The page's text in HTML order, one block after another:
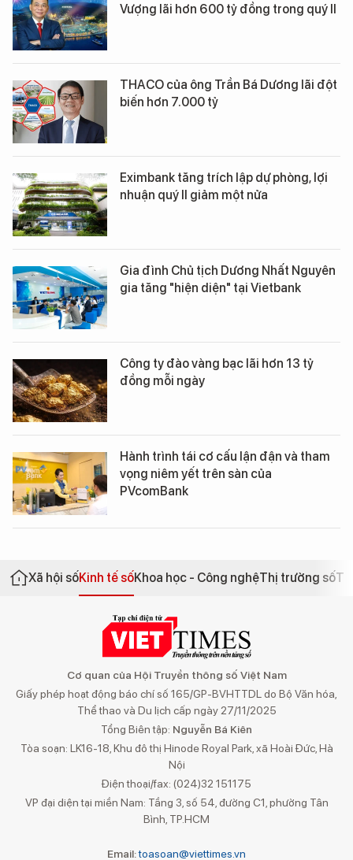
Vượng lãi hơn 600 tỷ đồng trong quý II
THACO của ông Trần Bá Dương lãi đột
biến hơn 7.000 tỷ
Eximbank tăng trích lập dự phòng, lợi
nhuận quý II giảm một nửa
Gia đình Chủ tịch Dương Nhất Nguyên
gia tăng "hiện diện" tại Vietbank
Công ty đào vàng bạc lãi hơn 13 tỷ
đồng mỗi ngày
Hành trình tái cơ cấu lận đận và tham
vọng niêm yết trên sàn của
PVcomBank
Xã hội sốKinh tế sốKhoa học - Công nghệThị trường số
Cơ quan của Hội Truyền thông số Việt Nam
Giấy phép hoạt động báo chí số 165/GP-BVHTTDL do Bộ Văn hóa,
Thể thao và Du lịch cấp ngày 27/11/2025
Tổng Biên tập: Nguyễn Bá Kiên
Tòa soạn: LK16-18, Khu đô thị Hinode Royal Park, xã Hoài Đức, Hà
Nội
Điện thoại/fax: (024)32 151175
VP đại diện tại miền Nam: Tầng 3, số 54, đường C1, phường Tân
Bình, TP.HCM
Email:toasoan@viettimes.vn